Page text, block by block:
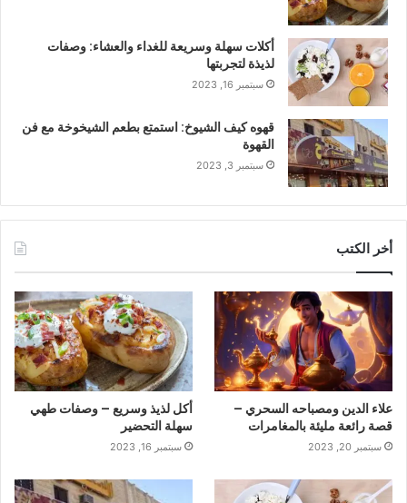
أكلات سهلة وسريعة للغداء والعشاء: وصفات
لذيذة لتجربتها
سبتمبر 16, 2023
قهوه كيف الشيوخ: استمتع بطعم الشيخوخة مع فن
القهوة
سبتمبر 3, 2023
أخر الكتب
علاء الدين ومصباحه السحري –
قصة رائعة مليئة بالمغامرات
سبتمبر 20, 2023
أكل لذيذ وسريع – وصفات طهي
سهلة التحضير
سبتمبر 16, 2023